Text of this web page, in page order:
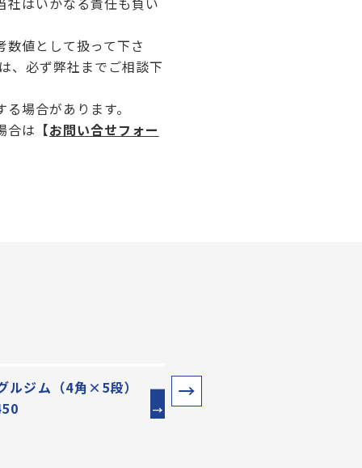
数値として扱って下さ
、必ず弊社までご相談下
場合があります。
合は 【お問い合せフォー
ルジム（4角×5段）
ジャングルジム（5角×5段
450×450